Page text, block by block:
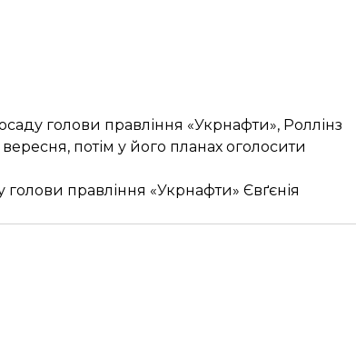
голови правління «Укрнафти», Роллінз
потім у його планах оголосити
правління «Укрнафти» Євґєнія